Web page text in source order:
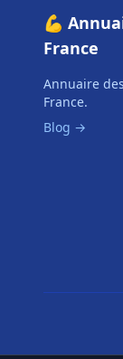
💪
France
Annuaire
France.
Blog →